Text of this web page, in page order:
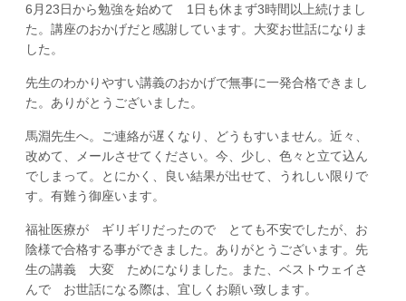
6月23日から勉強を始めて 1日も休まず3時間以上続けまし
た。講座のおかげだと感謝しています。大変お世話になりま
した。
先生のわかりやすい講義のおかげで無事に一発合格できまし
た。ありがとうございました。
馬淵先生へ。ご連絡が遅くなり、どうもすいません。近々、
改めて、メールさせてください。今、少し、色々と立て込ん
でしまって。とにかく、良い結果が出せて、うれしい限りで
す。有難う御座います。
福祉医療が ギリギリだったので とても不安でしたが、お
陰様で合格する事ができました。ありがとうございます。先
生の講義 大変 ためになりました。また、ベストウェイさ
んで お世話になる際は、宜しくお願い致します。